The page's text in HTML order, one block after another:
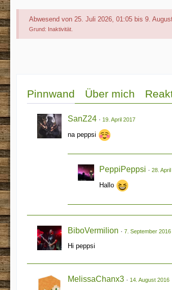
Abwesend von 25. Juli 2026, 01:05 bis 9.
Grund: Inaktivität.
Pinnwand Über mich
SanZ24 19. April 2017
na peppsi
PeppiPeppsi 28.
Hallo
BiboVermilion 7. September 2016
Hi peppsi
MelissaChanx3 14. August 2016